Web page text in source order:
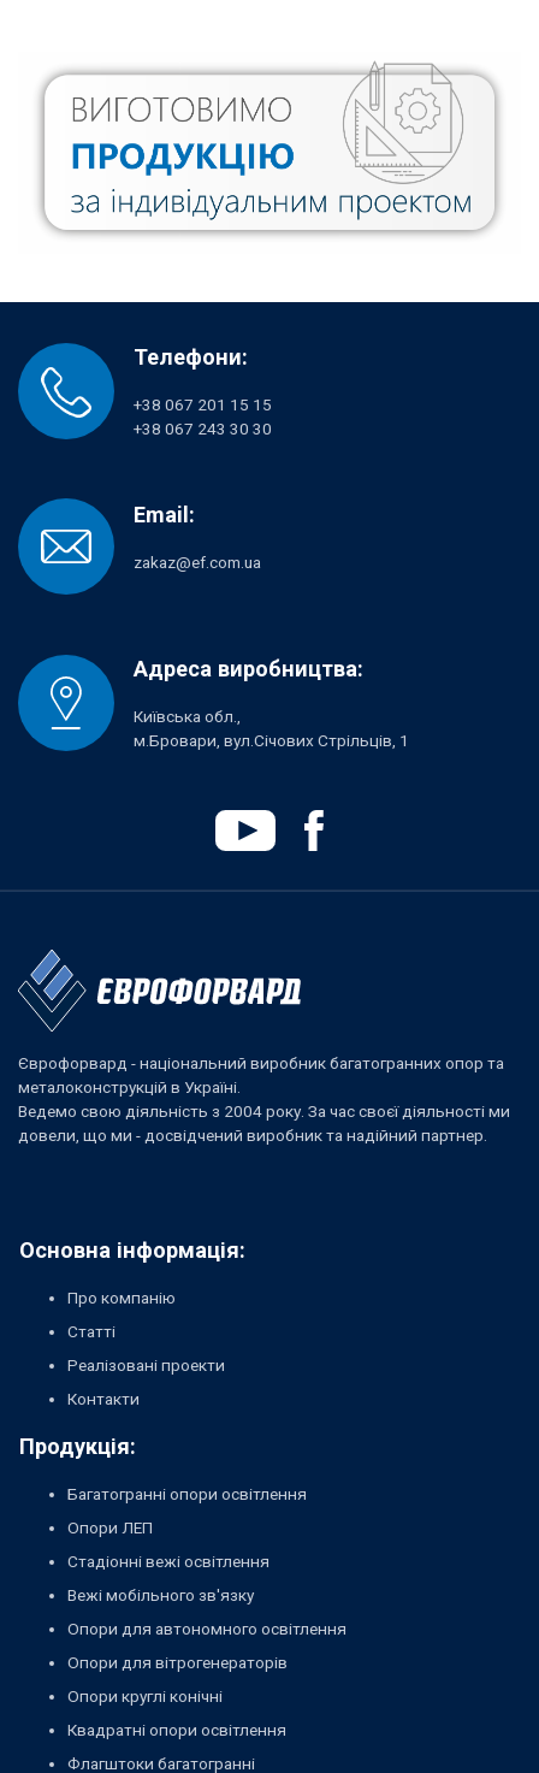
Телефони:
+38 067 201 15 15
+38 067 243 30 30
Email:
zakaz@ef.com.ua
Адреса виробництва:
Київська обл.,
м.Бровари, вул.Січових Стрільців, 1
Єврофорвард - національний виробник багатогранних опор та
металоконструкцій в Україні.
Ведемо свою діяльність з 2004 року. За час своєї діяльності ми
довели, що ми - досвідчений виробник та надійний партнер.
Основна інформація:
Про компанію
Статті
Реалізовані проекти
Контакти
Продукція:
Багатогранні опори освітлення
Опори ЛЕП
Стадіонні вежі освітлення
Вежі мобільного зв'язку
Опори для автономного освітлення
Опори для вітрогенераторів
Опори круглі конічні
Квадратні опори освітлення
Флагштоки багатогранні